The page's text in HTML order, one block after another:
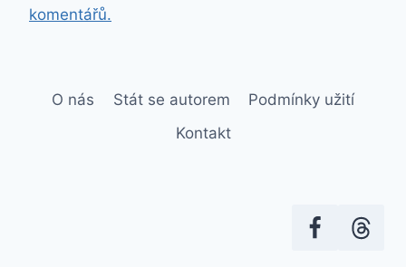
komentářů.
O nás Stát se autorem
Podmínky užití
Kontakt